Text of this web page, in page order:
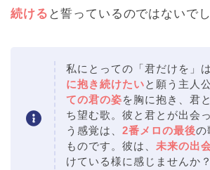
続ける と誓っているのではないでし
私にとっての「君だけを」は
に抱き続けたいと願う主人
ての君の姿を胸に抱き、君
ち望む歌。彼と君とが出会
う感覚は、 2番メロの最後の
ものです。彼は、 未来の出
けている様に感じませんか？